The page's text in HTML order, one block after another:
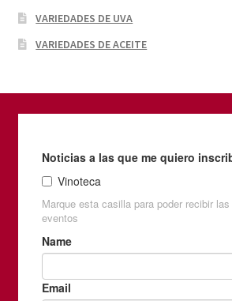
VARIEDADES DE UVA
VARIEDADES DE ACEITE